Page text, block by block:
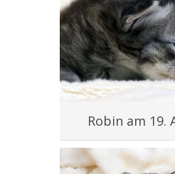
Robin am 19.